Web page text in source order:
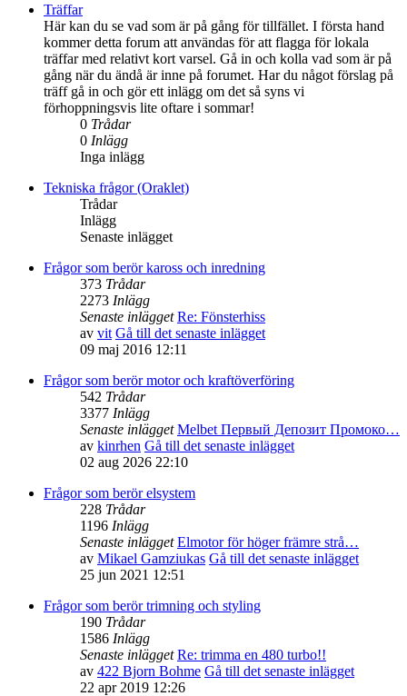
Träffar
Här kan du se vad som är på gång för tillfället. I första hand
kommer detta forum att användas för att flagga för lokala
träffar med relativt kort varsel. Gå in och kolla vad som är på
gång när du ändå är inne på forumet. Har du något förslag på
träff gå in och gör ett inlägg om det så syns vi
förhoppningsvis lite oftare i sommar!
0 Trådar
0 Inlägg
Inga inlägg
Tekniska frågor (Oraklet)
Trådar
Inlägg
Senaste inlägget
Frågor som berör kaross och inredning
373 Trådar
2273 Inlägg
Senaste inlägget Re: Fönsterhiss
av vit Gå till det senaste inlägget
09 maj 2016 12:11
Frågor som berör motor och kraftöverföring
542 Trådar
3377 Inlägg
Senaste inlägget Melbet Первый Депозит Промоко…
av kinrhen Gå till det senaste inlägget
02 aug 2026 22:10
Frågor som berör elsystem
228 Trådar
1196 Inlägg
Senaste inlägget Elmotor för höger främre strå…
av Mikael Gamziukas Gå till det senaste inlägget
25 jun 2021 12:51
Frågor som berör trimning och styling
190 Trådar
1586 Inlägg
Senaste inlägget Re: trimma en 480 turbo!!
av 422 Bjorn Bohme Gå till det senaste inlägget
22 apr 2019 12:26